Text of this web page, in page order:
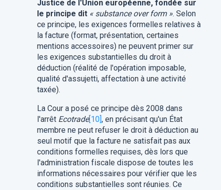
Justice de l'Union européenne, fondée sur
le principe dit « substance over form ». Selon
ce principe, les exigences formelles relatives à
la facture (format, présentation, certaines
mentions accessoires) ne peuvent primer sur
les exigences substantielles du droit à
déduction (réalité de l'opération imposable,
qualité d'assujetti, affectation à une activité
taxée).
La Cour a posé ce principe dès 2008 dans
l'arrêt Ecotrade[10], en précisant qu'un État
membre ne peut refuser le droit à déduction au
seul motif que la facture ne satisfait pas aux
conditions formelles requises, dès lors que
l'administration fiscale dispose de toutes les
informations nécessaires pour vérifier que les
conditions substantielles sont réunies. Ce